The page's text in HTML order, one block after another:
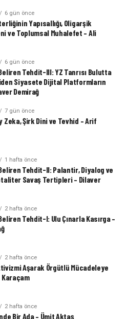
6 gün önce
Yapısallığı, Oligarşik
ve Toplumsal Muhalefet – Ali
6 gün önce
Tehdit-III: YZ Tanrısı Bulutta
Siyasete Dijital Platformların
Demirağ
7 gün önce
Zeka, Şirk Dini ve Tevhid – Arif
1 hafta önce
Tehdit-II: Palantir, Diyalog ve
Savaş Tertipleri – Dilaver
2 hafta önce
Tehdit-I: Ulu Çınarla Kasırga –
2 hafta önce
Aşarak Örgütlü Mücadeleye
Karaçam
2 hafta önce
Bir Ada – Ümit Aktaş